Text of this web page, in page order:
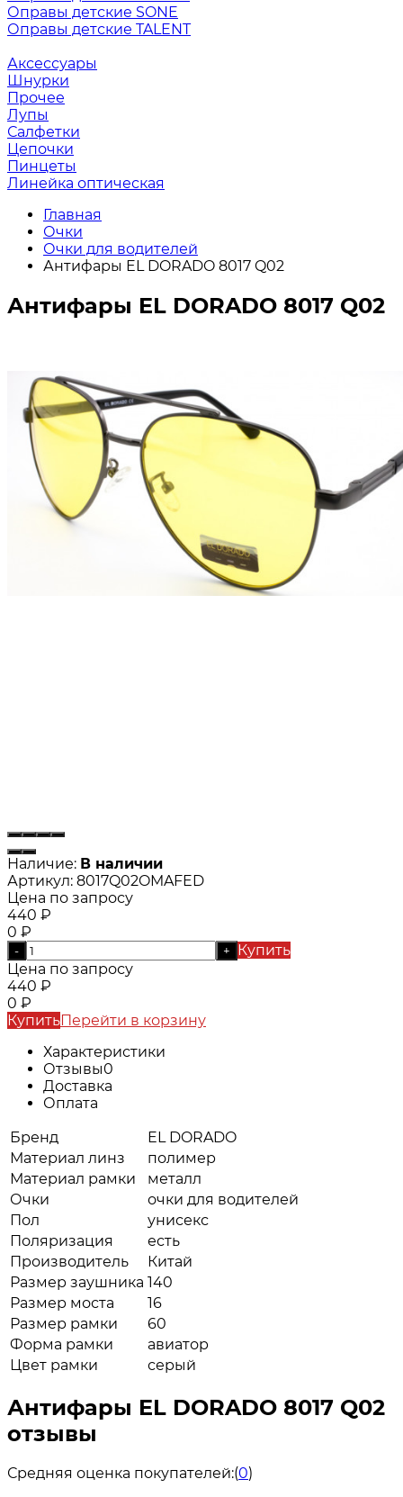
Оправы детские SONE
Оправы детские TALENT
Аксессуары
Шнурки
Прочее
Лупы
Салфетки
Цепочки
Пинцеты
Линейка оптическая
Главная
Очки
Очки для водителей
Антифары EL DORADO 8017 Q02
Антифары EL DORADO 8017 Q02
Наличие: В наличии
Артикул: 8017Q02OMAFED
Цена по запросу
440 ₽
0 ₽
- +
Купить
Цена по запросу
440 ₽
0 ₽
КупитьПерейти в корзину
Характеристики
Отзывы0
Доставка
Оплата
Бренд
EL DORADO
Материал линз
полимер
Материал рамки
металл
Очки
очки для водителей
Пол
унисекс
Поляризация
есть
Производитель
Китай
Размер заушника 140
Размер моста
16
Размер рамки
60
Форма рамки
авиатор
Цвет рамки
серый
Антифары EL DORADO 8017 Q02
отзывы
Средняя оценка покупателей:(0)